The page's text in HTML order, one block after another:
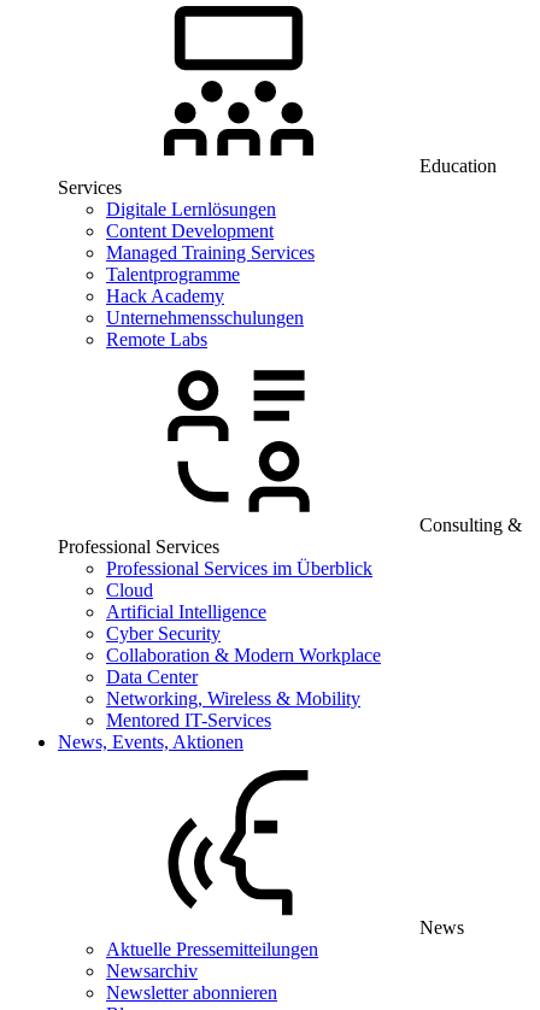
Education
Services
Digitale Lernlösungen
Content Development
Managed Training Services
Talentprogramme
Hack Academy
Unternehmensschulungen
Remote Labs
Consulting &
Professional Services
Professional Services im Überblick
Cloud
Artificial Intelligence
Cyber Security
Collaboration & Modern Workplace
Data Center
Networking, Wireless & Mobility
Mentored IT-Services
News, Events, Aktionen
News
Aktuelle Pressemitteilungen
Newsarchiv
Newsletter abonnieren